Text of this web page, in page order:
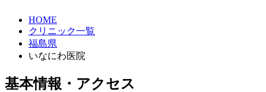
HOME
クリニック一覧
福島県
いなにわ医院
基本情報・アクセス